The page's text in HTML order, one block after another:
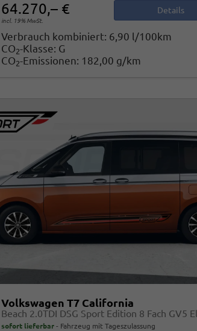
64.270,– €
incl. 19% MwSt.
Details
Verbrauch kombiniert: 6,90 l/100km
CO2-Klasse: G
CO2-Emissionen: 182,00 g/km
Volkswagen T7 California
sofort lieferbar Fahrzeug mit Tageszulassung